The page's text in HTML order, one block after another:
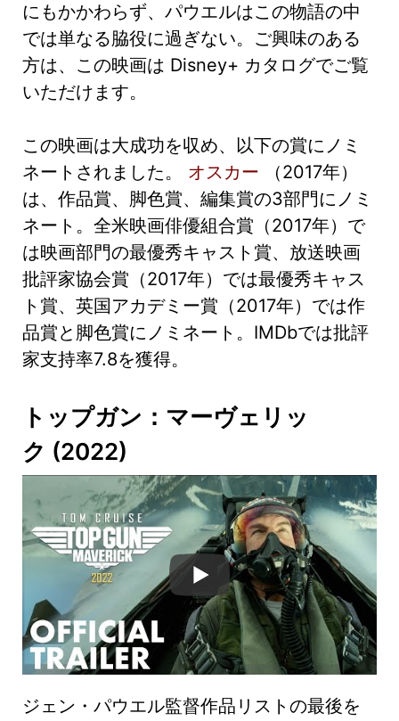
にもかかわらず、パウエルはこの物語の中
では単なる脇役に過ぎない。ご興味のある
方は、この映画は Disney+ カタログでご覧
いただけます。
この映画は大成功を収め、以下の賞にノミ
ネートされました。 オスカー （2017年）
は、作品賞、脚色賞、編集賞の3部門にノミ
ネート。全米映画俳優組合賞（2017年）で
は映画部門の最優秀キャスト賞、放送映画
批評家協会賞（2017年）では最優秀キャス
ト賞、英国アカデミー賞（2017年）では作
品賞と脚色賞にノミネート。IMDbでは批評
家支持率7.8を獲得。
トップガン：マーヴェリッ
ク (2022)
ジェン・パウエル監督作品リストの最後を